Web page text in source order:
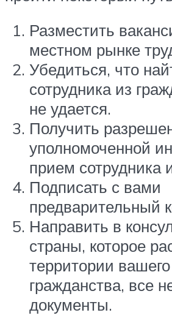
Разместить
местном рынке
Убедиться, что
сотрудника из
не удается.
Получить
уполномоченной
прием сотрудника
Подписать с вами
предварительный
Направить в
страны, которое
территории вашего
гражданства, все
документы.